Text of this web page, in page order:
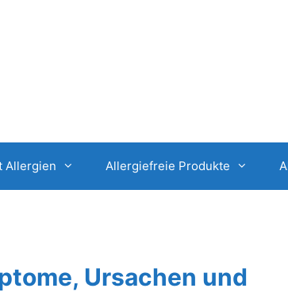
Allergien Allergiefreie Produkte
Ursachen und